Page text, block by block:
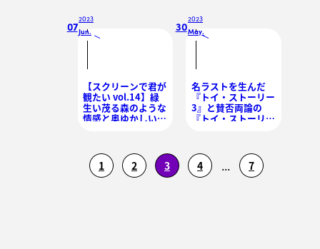
07
2023
Jun. /
【スクリーンで君が
観たい vol.14】緑
生い茂る森のような
情感と奥ゆかしい瞳
30
2023
May./
名ラストを生んだ
『トイ・ストーリー
3』と賛否両論の
『トイ・ストーリー
みた
1 2 3 4 ... 7